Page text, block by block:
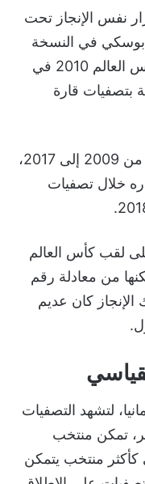
نفس الإنجاز تحت
بوسكي في النسخة
التالية من التصفيات المؤهلة إلى كأس العالم 2010 في
مرات متتالية بتصفيات قارة
وظل رقم المكسيك وإسبانيا صامداً من 2009 إلى 2017،
خلال تصفيات
لقب كأس العالم
من معادلة رقم
غير أن ذلك الإنجاز كان عديم
لتشهد التصفيات
2022 في قطر، تمكن منتخب
كأكثر منتخب يتمكن